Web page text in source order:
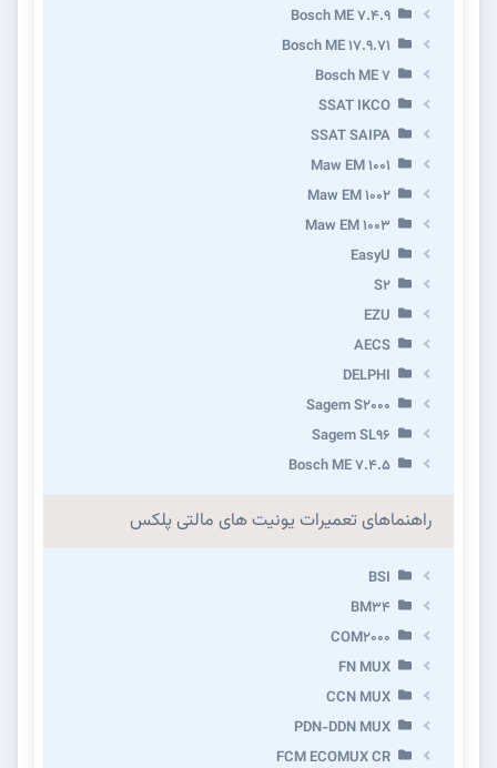
Bosch ME 7.4.9
Bosch ME 17.9.71
Bosch ME 7
SSAT IKCO
SSAT SAIPA
Maw EM 1001
Maw EM 1002
Maw EM 1003
EasyU
S2
EZU
AECS
DELPHI
Sagem S2000
Sagem SL96
Bosch ME 7.4.5
راهنماهای تعمیرات یونیت های مالتی پلکس
BSI
BM34
COM2000
FN MUX
CCN MUX
PDN-DDN MUX
FCM ECOMUX CR